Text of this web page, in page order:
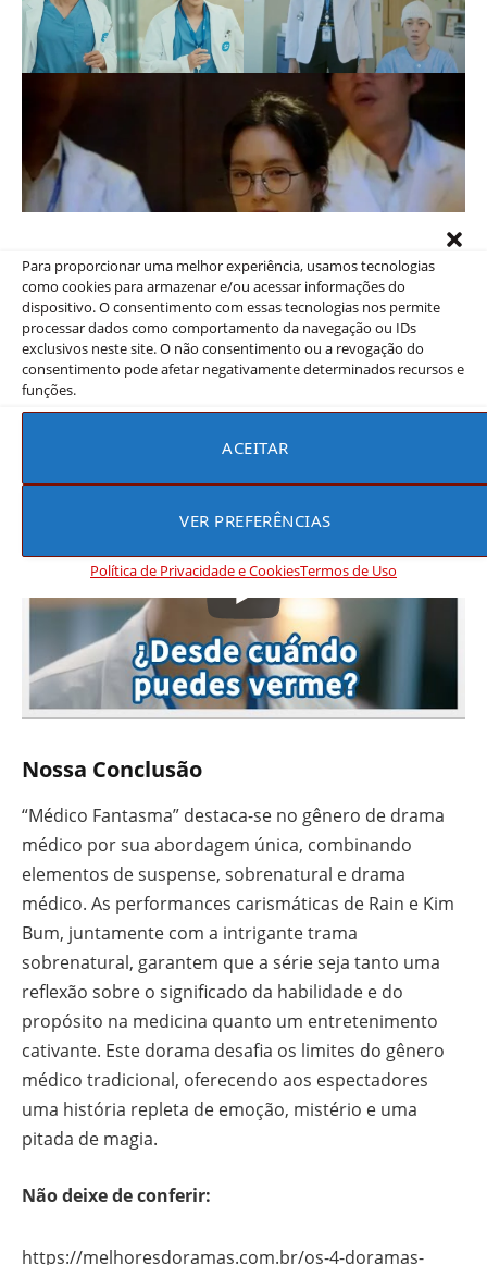
Para proporcionar uma melhor experiência, usamos tecnologias
como cookies para armazenar e/ou acessar informações do
dispositivo. O consentimento com essas tecnologias nos permite
processar dados como comportamento da navegação ou IDs
exclusivos neste site. O não consentimento ou a revogação do
consentimento pode afetar negativamente determinados recursos e
funções.
ACEITAR
VER PREFERÊNCIAS
Política de Privacidade e CookiesTermos de Uso
Trailer “Médico Fantasma”
Nossa Conclusão
“Médico Fantasma” destaca-se no gênero de drama
médico por sua abordagem única, combinando
elementos de suspense, sobrenatural e drama
médico. As performances carismáticas de Rain e Kim
Bum, juntamente com a intrigante trama
sobrenatural, garantem que a série seja tanto uma
reflexão sobre o significado da habilidade e do
propósito na medicina quanto um entretenimento
cativante. Este dorama desafia os limites do gênero
médico tradicional, oferecendo aos espectadores
uma história repleta de emoção, mistério e uma
pitada de magia.
Não deixe de conferir:
https://melhoresdoramas.com.br/os-4-doramas-